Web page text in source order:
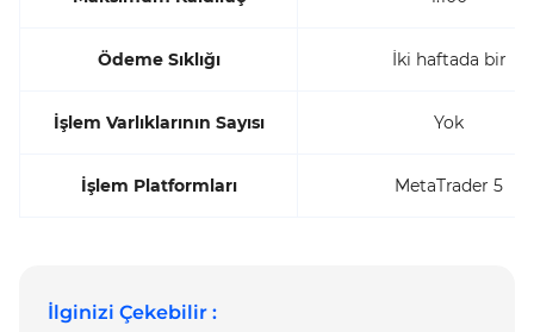
Ödeme Sıklığı İki haftada bir
İşlem Varlıklarının Sayısı Yok
İşlem Platformları MetaTrader 5
İlginizi Çekebilir :